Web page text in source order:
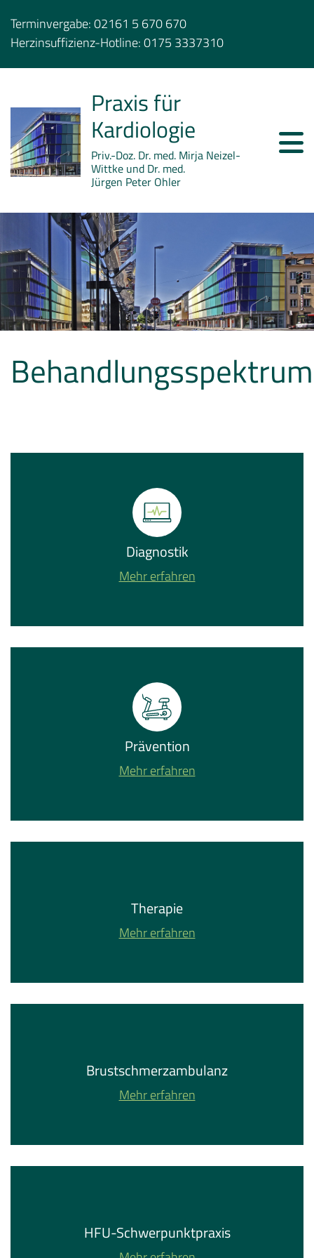
Terminvergabe:02161 5 670 670
Herzinsuffizienz-Hotline:0175 3337310
Praxis für
Kardiologie
Priv.-Doz. Dr. med. Mirja Neizel-
Wittke und Dr. med.
Jürgen Peter Ohler
Behandlungsspektrum
Diagnostik
Mehr erfahren
Prävention
Mehr erfahren
Therapie
Mehr erfahren
Brustschmerzambulanz
Mehr erfahren
HFU-Schwerpunktpraxis